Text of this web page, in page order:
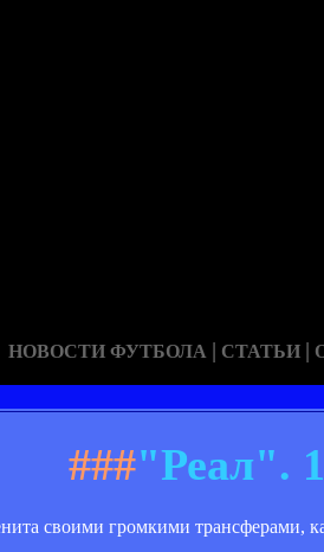
НОВОСТИ ФУТБОЛА | СТАТЬИ |
###"Реал".
своими громкими трансферами,